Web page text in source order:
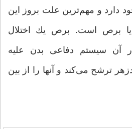
دارد و مهم‌ترین علت بروز این
یا برص است. برص یك اختلال
آن سیستم دفاعی بدن علیه
ترشح می‌كند و آنها را از بین